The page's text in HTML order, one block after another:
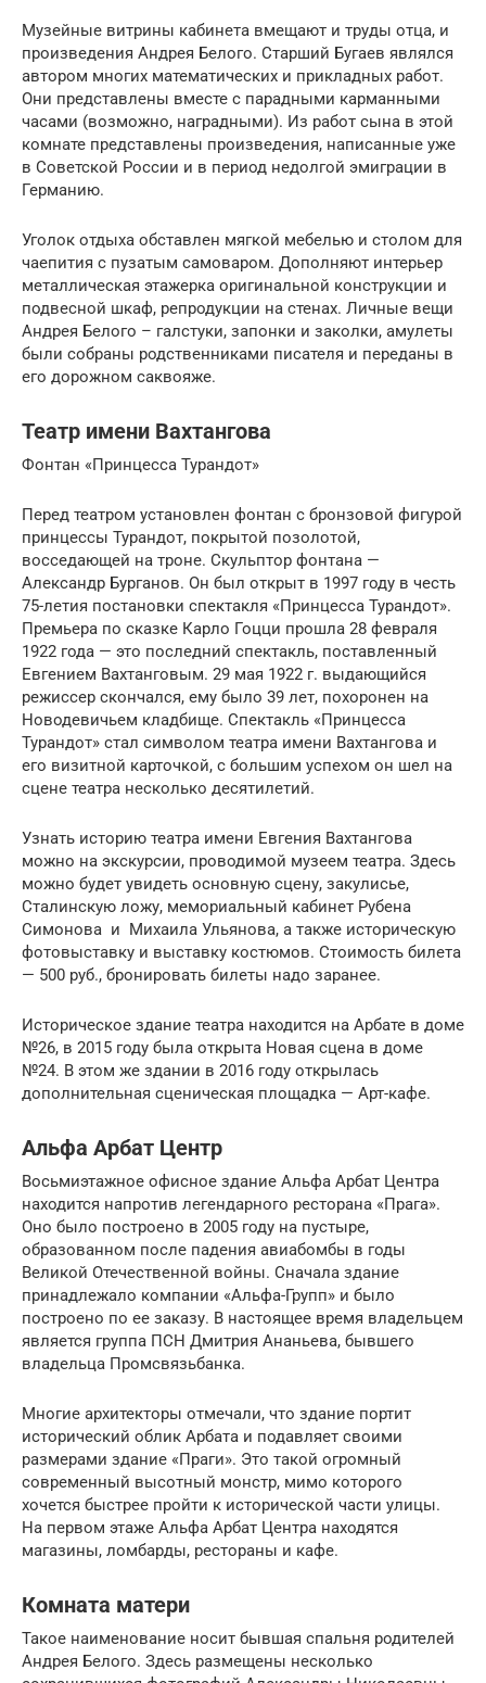
Музейные витрины кабинета вмещают и труды отца, и
произведения Андрея Белого. Старший Бугаев являлся
автором многих математических и прикладных работ.
Они представлены вместе с парадными карманными
часами (возможно, наградными). Из работ сына в этой
комнате представлены произведения, написанные уже
в Советской России и в период недолгой эмиграции в
Германию.
Уголок отдыха обставлен мягкой мебелью и столом для
чаепития с пузатым самоваром. Дополняют интерьер
металлическая этажерка оригинальной конструкции и
подвесной шкаф, репродукции на стенах. Личные вещи
Андрея Белого – галстуки, запонки и заколки, амулеты
были собраны родственниками писателя и переданы в
его дорожном саквояже.
Театр имени Вахтангова
Фонтан «Принцесса Турандот»
Перед театром установлен фонтан с бронзовой фигурой
принцессы Турандот, покрытой позолотой,
восседающей на троне. Скульптор фонтана —
Александр Бурганов. Он был открыт в 1997 году в честь
75-летия постановки спектакля «Принцесса Турандот».
Премьера по сказке Карло Гоцци прошла 28 февраля
1922 года — это последний спектакль, поставленный
Евгением Вахтанговым. 29 мая 1922 г. выдающийся
режиссер скончался, ему было 39 лет, похоронен на
Новодевичьем кладбище. Спектакль «Принцесса
Турандот» стал символом театра имени Вахтангова и
его визитной карточкой, с большим успехом он шел на
сцене театра несколько десятилетий.
Узнать историю театра имени Евгения Вахтангова
можно на экскурсии, проводимой музеем театра. Здесь
можно будет увидеть основную сцену, закулисье,
Сталинскую ложу, мемориальный кабинет Рубена
Симонова и Михаила Ульянова, а также историческую
фотовыставку и выставку костюмов. Стоимость билета
— 500 руб., бронировать билеты надо заранее.
Историческое здание театра находится на Арбате в доме
№26, в 2015 году была открыта Новая сцена в доме
№24. В этом же здании в 2016 году открылась
дополнительная сценическая площадка — Арт-кафе.
Альфа Арбат Центр
Восьмиэтажное офисное здание Альфа Арбат Центра
находится напротив легендарного ресторана «Прага».
Оно было построено в 2005 году на пустыре,
образованном после падения авиабомбы в годы
Великой Отечественной войны. Сначала здание
принадлежало компании «Альфа-Групп» и было
построено по ее заказу. В настоящее время владельцем
является группа ПСН Дмитрия Ананьева, бывшего
владельца Промсвязьбанка.
Многие архитекторы отмечали, что здание портит
исторический облик Арбата и подавляет своими
размерами здание «Праги». Это такой огромный
современный высотный монстр, мимо которого
хочется быстрее пройти к исторической части улицы.
На первом этаже Альфа Арбат Центра находятся
магазины, ломбарды, рестораны и кафе.
Комната матери
Такое наименование носит бывшая спальня родителей
Андрея Белого. Здесь размещены несколько